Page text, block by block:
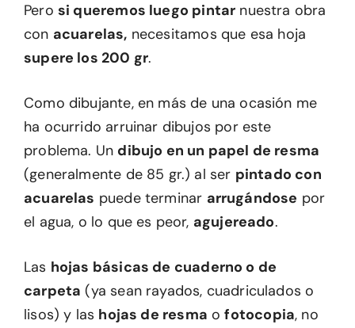
Pero si queremos luego pintar nuestra obra
con acuarelas, necesitamos que esa hoja
supere los 200 gr.
Como dibujante, en más de una ocasión me
ha ocurrido arruinar dibujos por este
problema. Un dibujo en un papel de resma
(generalmente de 85 gr.) al ser pintado con
acuarelas puede terminar arrugándose por
el agua, o lo que es peor, agujereado.
Las hojas básicas de cuaderno o de
carpeta (ya sean rayados, cuadriculados o
lisos) y las hojas de resma ofotocopia, no